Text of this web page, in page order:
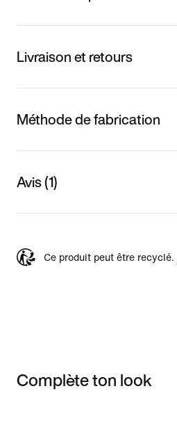
Livraison et retours
Méthode de fabrication
Avis (1)
Ce produit peut être recyclé.
Complète ton look